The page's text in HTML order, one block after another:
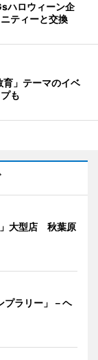
ハロウィーン企
ティーと交換
」テーマのイベ
も
大型店 秋葉原
プラリー」－ヘ